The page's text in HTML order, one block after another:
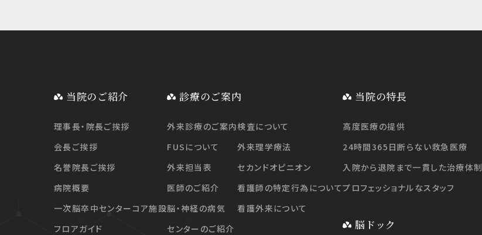
当院のご紹介
理事長・院長ご挨拶
会長ご挨拶
名誉院長ご挨拶
病院概要
一次脳卒中センターコア施設
フロアガイド
診療のご案内
外来診療のご案内
FUSについて
外来担当表
医師のご紹介
脳・神経の病気
センターのご紹介
検査について
外来理学療法
セカンドオピニオン
看護師の特定行為について
看護外来について
当院の特長
高度医療の提供
24時間365日断らない救急医療
入院から退院まで一貫した治療体制
プロフェッショナルなスタッフ
脳ドック